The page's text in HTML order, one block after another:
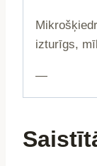
izturīgs,
—